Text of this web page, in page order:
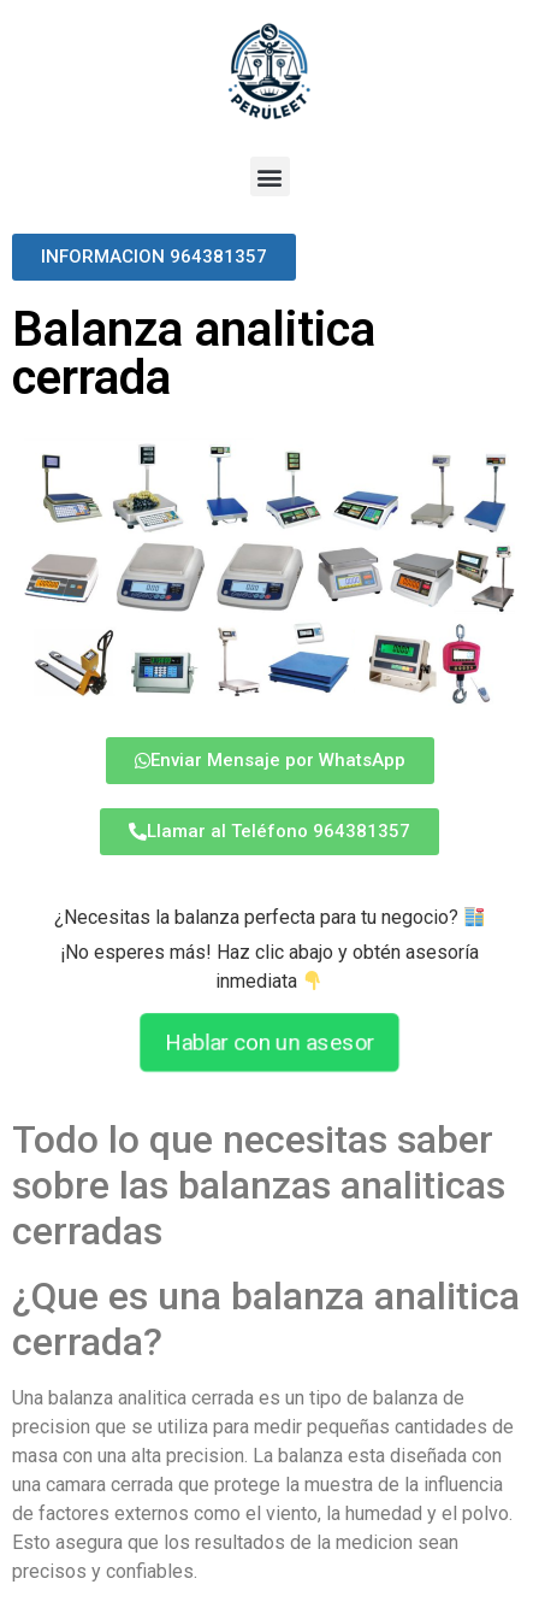
INFORMACION 964381357
Balanza analitica
cerrada
Enviar Mensaje por WhatsApp
Llamar al Teléfono 964381357
¿Necesitas la balanza perfecta para tu negocio?
¡No esperes más! Haz clic abajo y obtén asesoría
inmediata
Hablar con un asesor
Todo lo que necesitas saber
sobre las balanzas analiticas
cerradas
¿Que es una balanza analitica
cerrada?
Una balanza analitica cerrada es un tipo de balanza de
precision que se utiliza para medir pequeñas cantidades de
masa con una alta precision. La balanza esta diseñada con
una camara cerrada que protege la muestra de la influencia
de factores externos como el viento, la humedad y el polvo.
Esto asegura que los resultados de la medicion sean
precisos y confiables.